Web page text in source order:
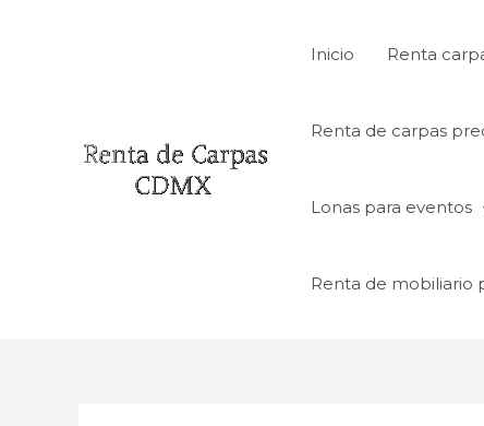
Inicio Renta
Renta de carpas
Lonas para eventos
Renta de mobiliario